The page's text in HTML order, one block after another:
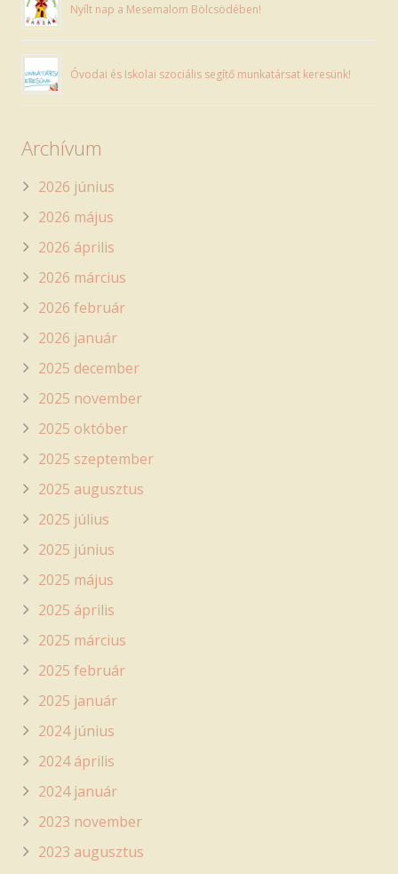
Nyílt nap a Mesemalom Bölcsödében!
Óvodai és Iskolai szociális segítő munkatársat keresünk!
Archívum
2026 június
2026 május
2026 április
2026 március
2026 február
2026 január
2025 december
2025 november
2025 október
2025 szeptember
2025 augusztus
2025 július
2025 június
2025 május
2025 április
2025 március
2025 február
2025 január
2024 június
2024 április
2024 január
2023 november
2023 augusztus